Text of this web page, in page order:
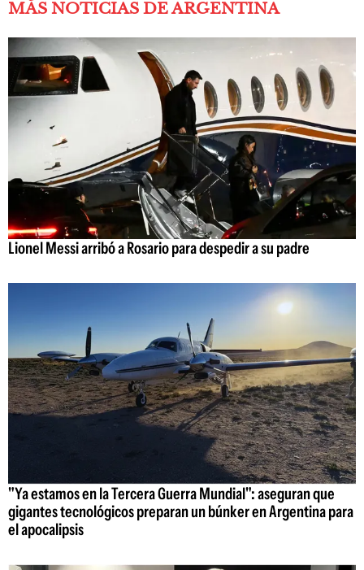
MÁS NOTICIAS DE ARGENTINA
Lionel Messi arribó a Rosario para despedir a su padre
"Ya estamos en la Tercera Guerra Mundial": aseguran que
gigantes tecnológicos preparan un búnker en Argentina para
el apocalipsis